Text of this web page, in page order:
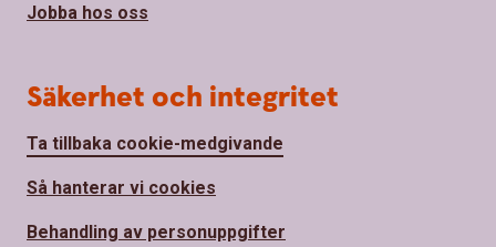
Jobba hos oss
Säkerhet och integritet
Ta tillbaka cookie-medgivande
Så hanterar vi cookies
Behandling av personuppgifter